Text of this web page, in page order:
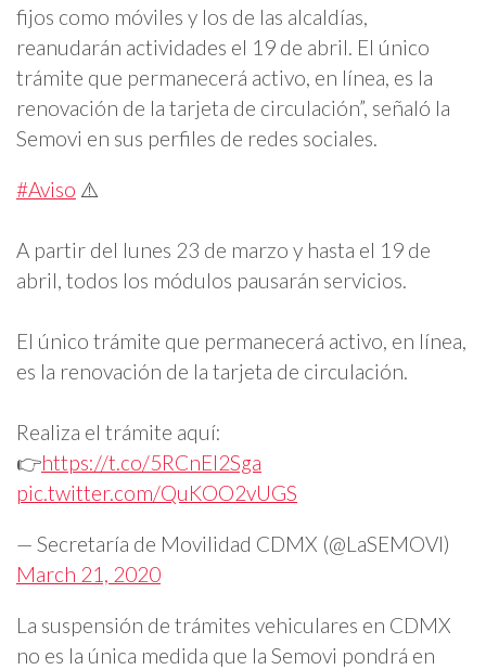
fijos como móviles y los de las alcaldías,
reanudarán actividades el 19 de abril. El único
trámite que permanecerá activo, en línea, es la
renovación de la tarjeta de circulación”, señaló la
Semovi en sus perfiles de redes sociales.
#Aviso ⚠️
A partir del lunes 23 de marzo y hasta el 19 de
abril, todos los módulos pausarán servicios.
El único trámite que permanecerá activo, en línea,
es la renovación de la tarjeta de circulación.
Realiza el trámite aquí:
👉https://t.co/5RCnEl2Sga
pic.twitter.com/QuKOO2vUGS
— Secretaría de Movilidad CDMX (@LaSEMOVI)
March 21, 2020
La suspensión de trámites vehiculares en CDMX
no es la única medida que la Semovi pondrá en